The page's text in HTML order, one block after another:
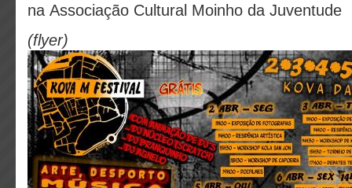
na Associação Cultural Moinho da Juventude
(flyer)